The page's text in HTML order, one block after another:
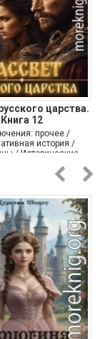
царства.
Книга 12
прочее /
история /
/ Исторические